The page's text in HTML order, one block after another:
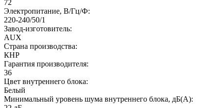
72
Электропитание, В/Гц/Ф:
220-240/50/1
Завод-изготовитель:
AUX
Страна производства:
КНР
Гарантия производителя:
36
Цвет внутреннего блока:
Белый
Минимальный уровень шума внутреннего блока, дБ(А):